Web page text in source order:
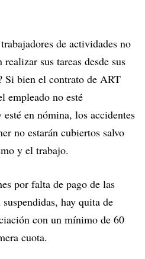
de actividades no
sus tareas desde sus
Si bien el contrato de ART
empleado no esté
esté en nómina, los accidentes
no estarán cubiertos salvo
y el trabajo.
por falta de pago de las
hay quita de
con un mínimo de 60
cuota.